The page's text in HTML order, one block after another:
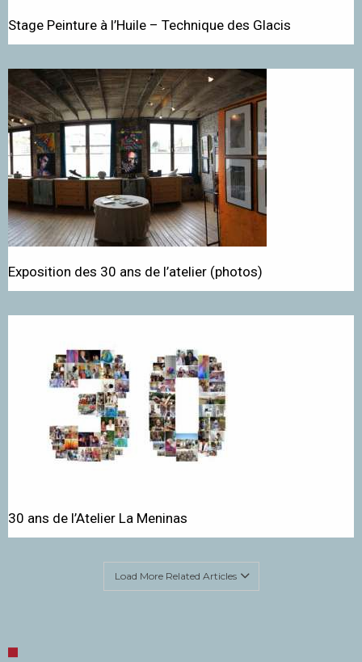
Stage Peinture à l’Huile – Technique des Glacis
Exposition des 30 ans de l’atelier (photos)
30 ans de l’Atelier La Meninas
Load More Related Articles